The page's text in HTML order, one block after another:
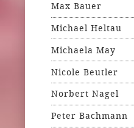
Max Bauer
Michael Heltau
Michaela May
Nicole Beutler
Norbert Nagel
Peter Bachmann